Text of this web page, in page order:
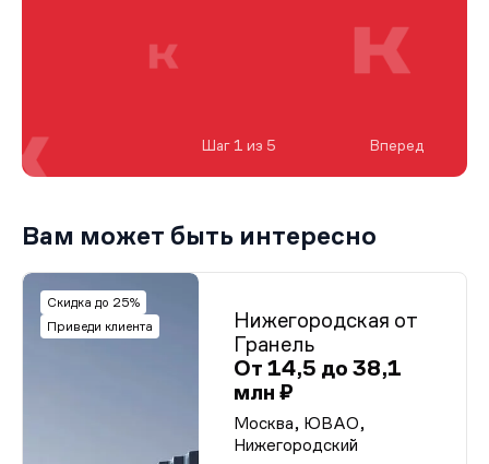
Шаг 1 из 5 Вперед
Вам может быть интересно
Скидка до 25%
Приведи клиента
Нижегородская от
Гранель
От 14,5 до 38,1
млн ₽
Москва, ЮВАО,
Нижегородский